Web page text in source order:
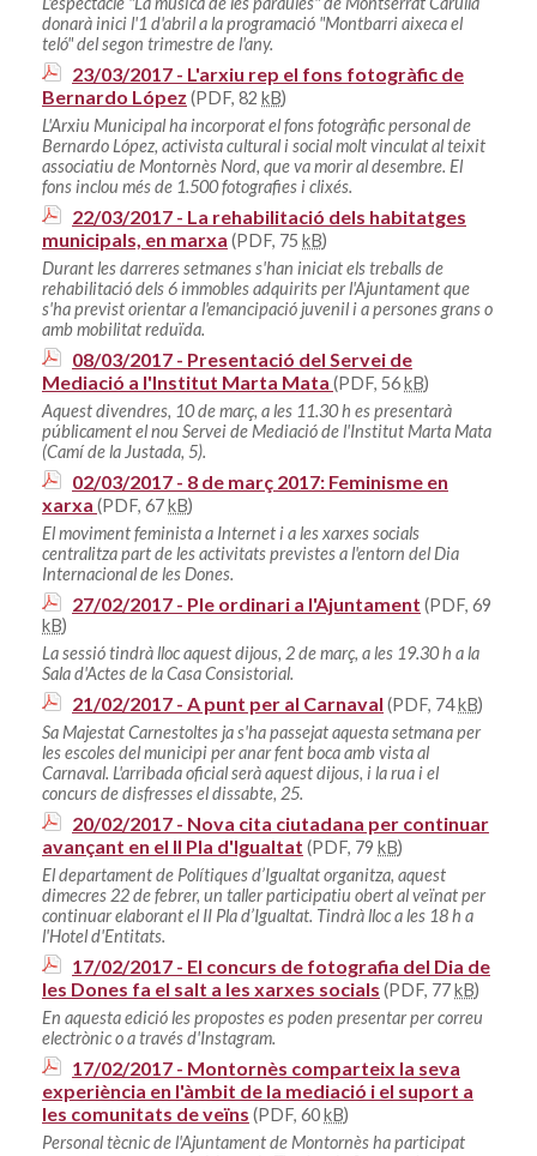
donarà inici l'1 d'abril a la programació "Montbarri aixeca el
teló" del segon trimestre de l'any.
23/03/2017 - L'arxiu rep el fons fotogràfic de
Bernardo López (PDF, 82 kB)
L'Arxiu Municipal ha incorporat el fons fotogràfic personal de
Bernardo López, activista cultural i social molt vinculat al teixit
associatiu de Montornès Nord, que va morir al desembre. El
fons inclou més de 1.500 fotografies i clixés.
22/03/2017 - La rehabilitació dels habitatges
municipals, en marxa (PDF, 75 kB)
Durant les darreres setmanes s'han iniciat els treballs de
rehabilitació dels 6 immobles adquirits per l'Ajuntament que
s'ha previst orientar a l'emancipació juvenil i a persones grans o
amb mobilitat reduïda.
08/03/2017 - Presentació del Servei de
Mediació a l'Institut Marta Mata (PDF, 56kB)
Aquest divendres, 10 de març, a les 11.30 h es presentarà
públicament el nou Servei de Mediació de l'Institut Marta Mata
(Camí de la Justada, 5).
02/03/2017 - 8 de març 2017: Feminisme en
xarxa (PDF, 67kB)
El moviment feminista a Internet i a les xarxes socials
centralitza part de les activitats previstes a l'entorn del Dia
Internacional de les Dones.
27/02/2017 - Ple ordinari a l'Ajuntament (PDF, 69
kB)
La sessió tindrà lloc aquest dijous, 2 de març, a les 19.30 h a la
Sala d'Actes de la Casa Consistorial.
21/02/2017 - A punt per al Carnaval (PDF, 74kB)
Sa Majestat Carnestoltes ja s'ha passejat aquesta setmana per
les escoles del municipi per anar fent boca amb vista al
Carnaval. L'arribada oficial serà aquest dijous, i la rua i el
concurs de disfresses el dissabte, 25.
20/02/2017 - Nova cita ciutadana per continuar
avançant en el II Pla d'Igualtat (PDF, 79 kB)
El departament de Polítiques d’Igualtat organitza, aquest
dimecres 22 de febrer, un taller participatiu obert al veïnat per
continuar elaborant el II Pla d’Igualtat. Tindrà lloc a les 18 h a
l'Hotel d'Entitats.
17/02/2017 - El concurs de fotografia del Dia de
les Dones fa el salt a les xarxes socials (PDF, 77kB)
En aquesta edició les propostes es poden presentar per correu
electrònic o a través d'Instagram.
17/02/2017 - Montornès comparteix la seva
experiència en l'àmbit de la mediació i el suport a
les comunitats de veïns (PDF, 60kB)
Personal tècnic de l'Ajuntament de Montornès ha participat